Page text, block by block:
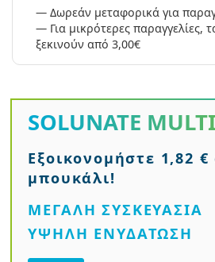
Δωρεάν μεταφορικά για
Για μικρότερες παραγγελίες,
ξεκινούν από 3,00€
SOLUNATE
Εξοικονομήστε 1,82
μπουκάλι!
ΜΕΓΑΛΗ ΣΥΣΚΕΥΑΣΙΑ
ΥΨΗΛΉ ΕΝΥΔΆΤΩΣΗ